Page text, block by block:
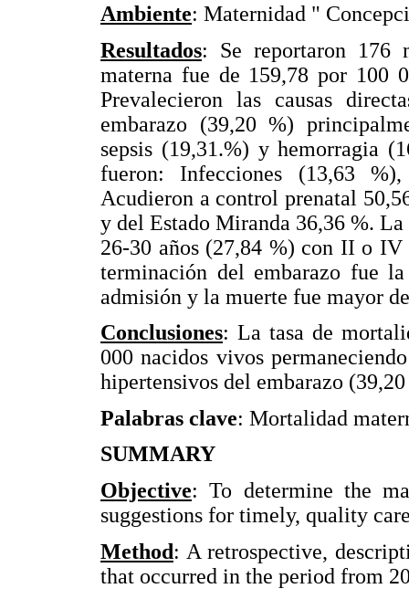
Ambiente: Maternidad "
Resultados: Se reportaron 176
materna fue de 159,78 por 100
Prevalecieron las causas
embarazo (39,20 %)
sepsis (19,31.%) y hemorragia
fueron: Infecciones (13,63
Acudieron a control prenatal
y del Estado Miranda 36,36 %.
26-30 años (27,84 %) con II o
terminación del embarazo fue
admisión y la muerte fue mayor
Conclusiones: La tasa de
000 nacidos vivos
hipertensivos del embarazo
Palabras clave: Mortalidad
SUMMARY
Objective: To determine the
suggestions for timely, quality
Method: A retrospective,
that occurred in the period from